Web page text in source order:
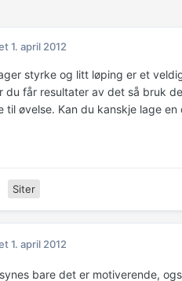
1. april 2012
styrke og litt løping er et
du får resultater av det så bruk
til øvelse. Kan du kanskje lage
Siter
1. april 2012
bare det er motiverende,